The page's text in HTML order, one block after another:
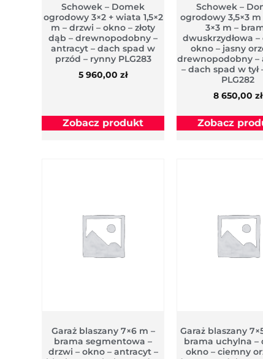
Schowek – Domek
ogrodowy 3×2 + wiata 1,5×2
m – drzwi – okno – złoty
dąb – drewnopodobny –
antracyt – dach spad w
przód – rynny PLG283
5 960,00zł
Zobacz produkt
Schowek –
ogrodowy 3,5×3
3×3 m –
dwuskrzydłowa –
okno – jasny
drewnopodobny –
– dach spad w tył
PLG282
8 650,00zł
Zobacz
Garaż blaszany 7×6 m –
brama segmentowa –
drzwi – okno – antracyt –
Garaż blaszany
brama uchylna –
okno – ciemny